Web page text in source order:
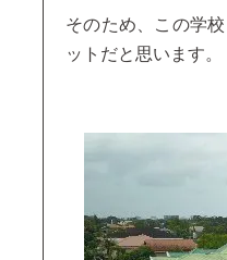
そのため、この学
ットだと思います。